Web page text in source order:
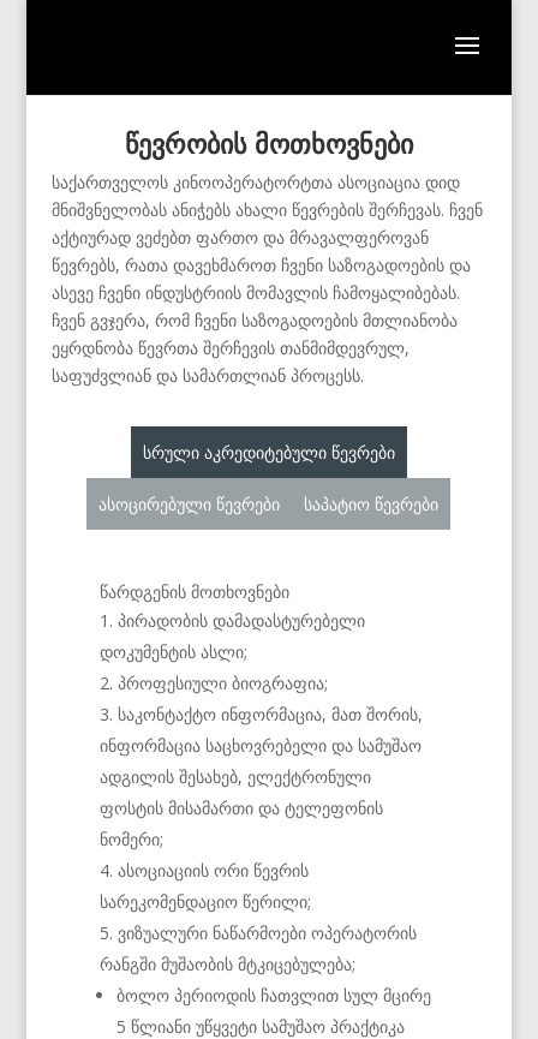
წევრობის მოთხოვნები
საქართველოს კინოოპერატორტთა ასოციაცია დიდ
მნიშვნელობას ანიჭებს ახალი წევრების შერჩევას. ჩვენ
აქტიურად ვეძებთ ფართო და მრავალფეროვან
წევრებს, რათა დავეხმაროთ ჩვენი საზოგადოების და
ასევე ჩვენი ინდუსტრიის მომავლის ჩამოყალიბებას.
ჩვენ გვჯერა, რომ ჩვენი საზოგადოების მთლიანობა
ეყრდნობა წევრთა შერჩევის თანმიმდევრულ,
საფუძვლიან და სამართლიან პროცესს.
სრული აკრედიტებული წევრები
ასოცირებული წევრები საპატიო წევრები
წარდგენის მოთხოვნები
პირადობის დამადასტურებელი
დოკუმენტის ასლი;
პროფესიული ბიოგრაფია;
საკონტაქტო ინფორმაცია, მათ შორის,
ინფორმაცია საცხოვრებელი და სამუშაო
ადგილის შესახებ, ელექტრონული
ფოსტის მისამართი და ტელეფონის
ნომერი;
ასოციაციის ორი წევრის
სარეკომენდაციო წერილი;
ვიზუალური ნაწარმოები ოპერატორის
რანგში მუშაობის მტკიცებულება;
ბოლო პერიოდის ჩათვლით სულ მცირე
5 წლიანი უწყვეტი სამუშაო პრაქტიკა